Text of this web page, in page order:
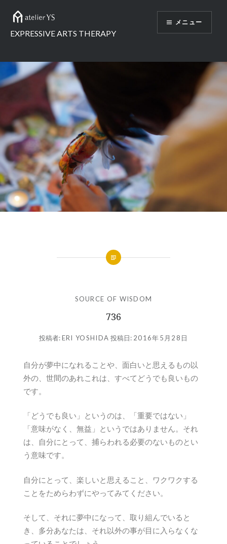
EXPRESSIVE ARTS THERAPY
メニュー
SOURCE OF WISDOM
736
投稿者:ERI YOSHIDA 投稿日: 2016年5月28日
自分が夢中になれることや、面白いと思えるもの以
外の、世間のあれこれは、すべてどうでも良いもの
です。
「どうでも良い」というのは、「重要ではない」
「意味がなく、無益」というではありません。それ
は、自分にとって、捕らわれる必要のないものとい
う意味です。
自分にとって、楽しいと思えること、ワクワクする
ことをためらわずにやってみてください。
そして、それに夢中になって、取り組んでいると
き、多分あなたは、それ以外の事が目に入らなくな